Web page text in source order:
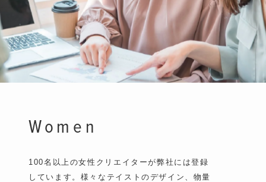
Women
100名以上の女性クリエイターが弊社には登録
しています。様々なテイストのデザイン、物量